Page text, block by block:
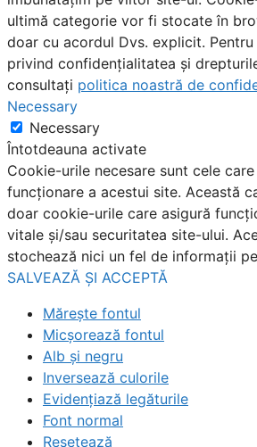
ultimă categorie vor fi stocate în
doar cu acordul Dvs. explicit.
privind confidențialitatea și
consultați politica noastră de
Necessary
Necessary
Întotdeauna activate
Cookie-urile necesare sunt cele
funcționare a acestui site. Această
doar cookie-urile care asigură
vitale și/sau securitatea site-ului.
stochează nici un fel de informații
SALVEAZĂ ȘI ACCEPTĂ
Mărește fontul
Micșorează fontul
Alb și negru
Inversează culorile
Evidențiază legăturile
Font normal
Resetează